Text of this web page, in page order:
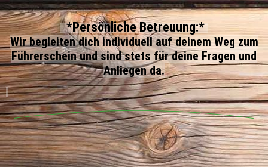
⁠*Persönliche Betreuung:*
Wir begleiten dich individuell auf deinem Weg zum
Führerschein und sind stets für deine Fragen und
Anliegen da.